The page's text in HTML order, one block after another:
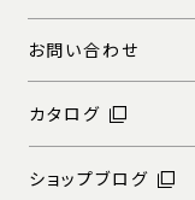
お問い合わせ
カタログ
ショップブログ